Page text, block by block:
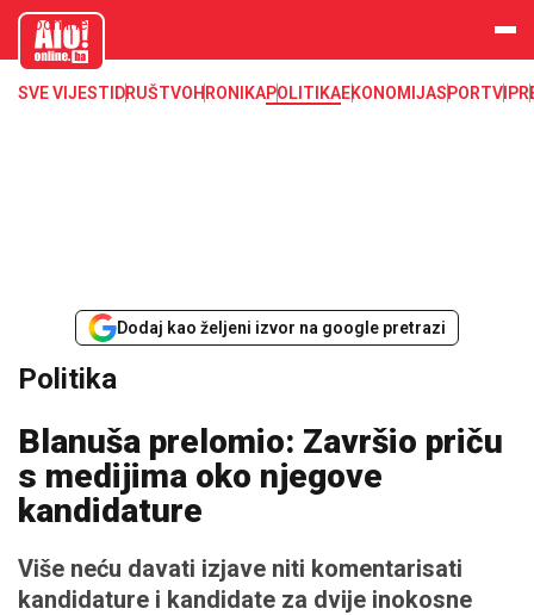
aloonline.b
SVE VIJESTI DRUŠTVOHRONIKAPOLITIKAEKONOMIJASPORTVIP
Dodaj kao željeni izvor na google pretrazi
Politika
Blanuša prelomio: Završio priču
s medijima oko njegove
kandidature
Više neću davati izjave niti komentarisati
kandidature i kandidate za dvije inokosne